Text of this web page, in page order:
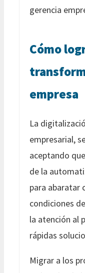
gerencia
Cómo
empresa
La
empresarial,
aceptando
de la
para abaratar
condiciones
la atención al
rápidas
Migrar a los